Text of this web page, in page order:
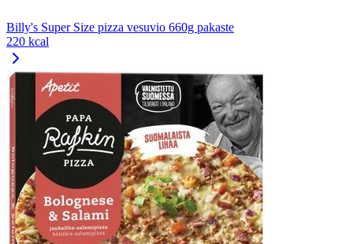
Billy's Super Size pizza vesuvio 660g pakaste
220 kcal